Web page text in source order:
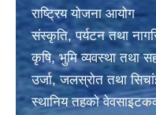
राष्ट्रिय योजना आयोग
संस्कृति, पर्यटन तथा
कृषि, भुमि व्यवस्था तथा
उर्जा, जलस्राेत तथा
स्थानिय तहकाे